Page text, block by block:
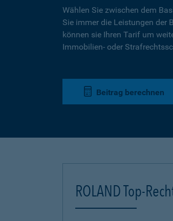
Wählen Sie zwischen dem
Sie immer die Leistungen der
können sie Ihren Tarif um
Immobilien- oder
Beitrag berechnen
ROLAND Top-